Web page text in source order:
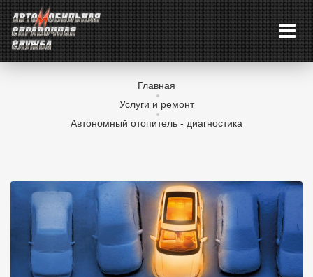
Главная
Услуги и ремонт
Автономный отопитель - диагностика